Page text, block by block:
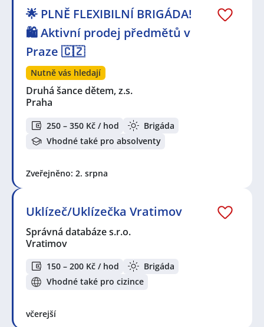
🌟 PLNĚ FLEXIBILNÍ BRIGÁDA!
🛍️ Aktivní prodej předmětů v
Praze 🇨🇿
Nutně vás hledají
Druhá šance dětem, z.s.
Praha
250 – 350 Kč / hod
Brigáda
Vhodné také pro absolventy
Zveřejněno: 2. srpna
Uklízeč/Uklízečka Vratimov
Správná databáze s.r.o.
Vratimov
150 – 200 Kč / hod
Brigáda
Vhodné také pro cizince
včerejší